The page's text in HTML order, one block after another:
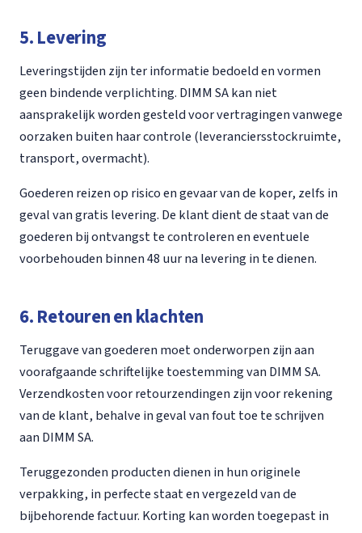
5. Levering
Leveringstijden zijn ter informatie bedoeld en vormen
geen bindende verplichting. DIMM SA kan niet
aansprakelijk worden gesteld voor vertragingen vanwege
oorzaken buiten haar controle (leveranciersstockruimte,
transport, overmacht).
Goederen reizen op risico en gevaar van de koper, zelfs in
geval van gratis levering. De klant dient de staat van de
goederen bij ontvangst te controleren en eventuele
voorbehouden binnen 48 uur na levering in te dienen.
6. Retouren en klachten
Teruggave van goederen moet onderworpen zijn aan
voorafgaande schriftelijke toestemming van DIMM SA.
Verzendkosten voor retourzendingen zijn voor rekening
van de klant, behalve in geval van fout toe te schrijven
aan DIMM SA.
Teruggezonden producten dienen in hun originele
verpakking, in perfecte staat en vergezeld van de
bijbehorende factuur. Korting kan worden toegepast in